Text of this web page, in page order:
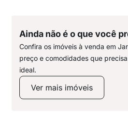
Ainda não é o que você
Confira os imóveis à venda em
preço e comodidades que
ideal.
Ver mais imóveis